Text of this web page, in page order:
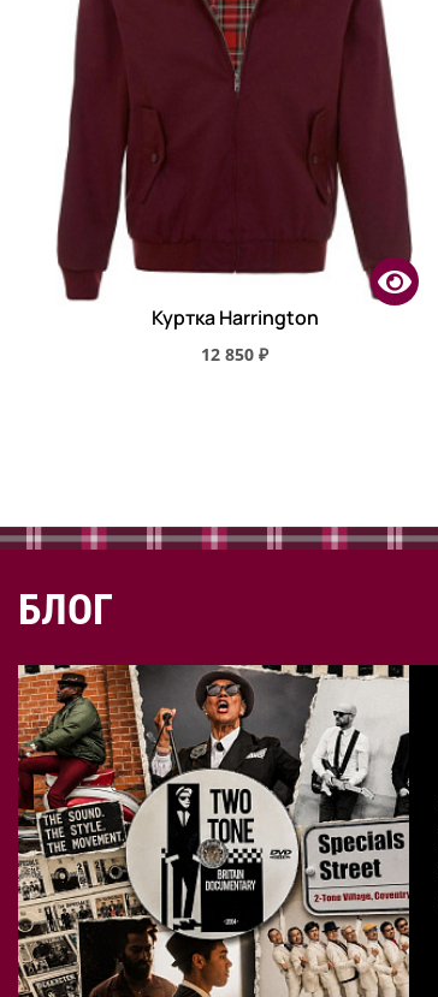
Куртка Harrington
12 850 ₽
БЛОГ